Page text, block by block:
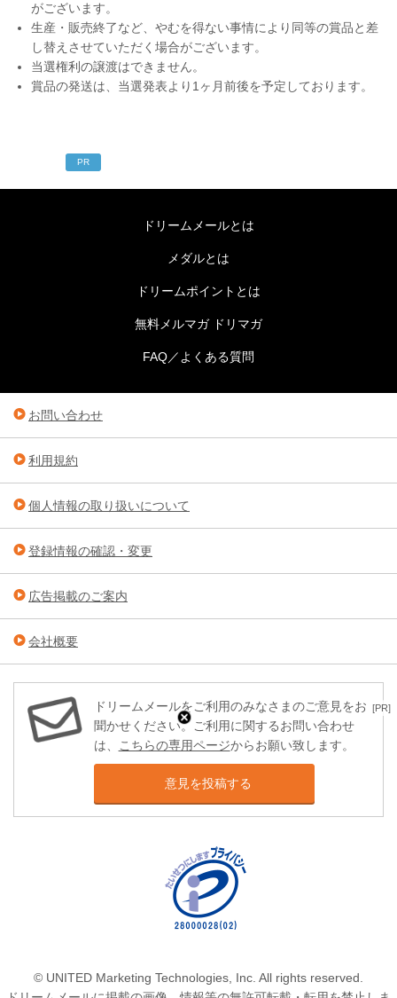
がございます。
生産・販売終了など、やむを得ない事情により同等の賞品と差
し替えさせていただく場合がございます。
当選権利の譲渡はできません。
賞品の発送は、当選発表より1ヶ月前後を予定しております。
[PR]
PR
ドリームメールとは
メダルとは
ドリームポイントとは
無料メルマガ ドリマガ
FAQ／よくある質問
お問い合わせ
利用規約
個人情報の取り扱いについて
登録情報の確認・変更
広告掲載のご案内
会社概要
ドリームメールをご利用のみなさまのご意見をお
聞かせください。ご利用に関するお問い合わせ
は、
こちらの専用ページからお願い致します。
意見を投稿する
© UNITED Marketing Technologies, Inc. All rights reserved.